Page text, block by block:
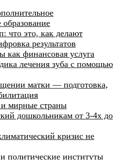
что это, как делают
результатов
как финансовая услуга
лечения зуба с помощью
матки — подготовка,
мирные страны
дошкольникам от 3-4х до
кризис не
политические институты